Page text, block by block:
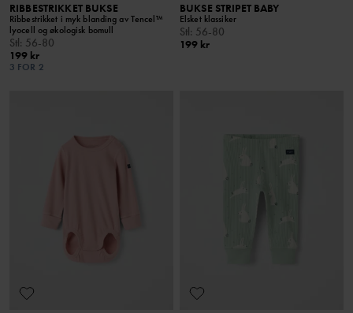
RIBBESTRIKKET BUKSE
Ribbestrikket i myk blanding av Tencel™
lyocell og økologisk bomull
Stl: 56-80
199 kr
3 FOR 2
BUKSE STRIPET BABY
Elsket klassiker
Stl: 56-80
199 kr